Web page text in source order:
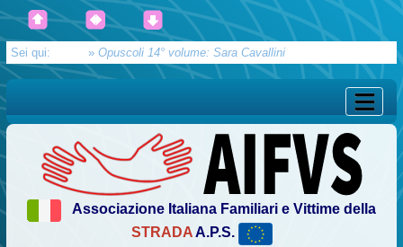
Sei qui: » Opuscoli 14° volume: Sara Cavallini
Associazione Italiana Familiari e Vittime della
STRADAA.P.S.